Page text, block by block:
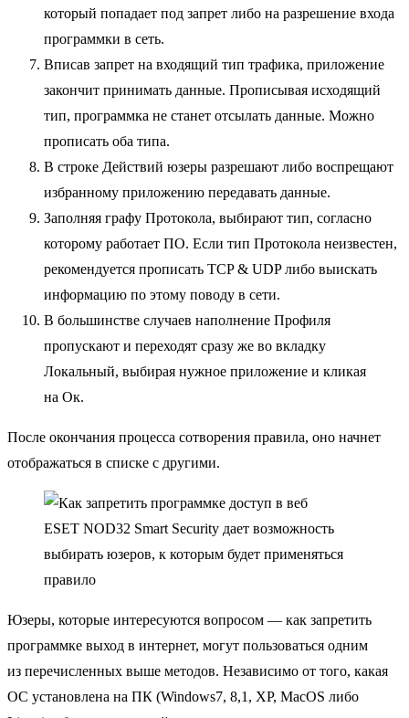
который попадает под запрет либо на разрешение входа
программки в сеть.
Вписав запрет на входящий тип трафика, приложение
закончит принимать данные. Прописывая исходящий
тип, программка не станет отсылать данные. Можно
прописать оба типа.
В строке Действий юзеры разрешают либо воспрещают
избранному приложению передавать данные.
Заполняя графу Протокола, выбирают тип, согласно
которому работает ПО. Если тип Протокола неизвестен,
рекомендуется прописать TCP & UDP либо выискать
информацию по этому поводу в сети.
В большинстве случаев наполнение Профиля
пропускают и переходят сразу же во вкладку
Локальный, выбирая нужное приложение и кликая
на Ок.
После окончания процесса сотворения правила, оно начнет
отображаться в списке с другими.
ESET NOD32 Smart Security дает возможность
выбирать юзеров, к которым будет применяться
правило
Юзеры, которые интересуются вопросом — как запретить
программке выход в интернет, могут пользоваться одним
из перечисленных выше методов. Независимо от того, какая
ОС установлена на ПК (Windows7, 8,1, ХР, MacOS либо